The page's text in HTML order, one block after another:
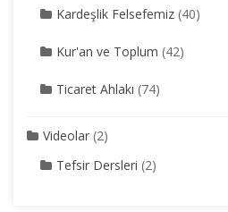
Kardeşlik Felsefemiz (40)
Kur'an ve Toplum (42)
Ticaret Ahlakı (74)
Videolar (2)
Tefsir Dersleri (2)